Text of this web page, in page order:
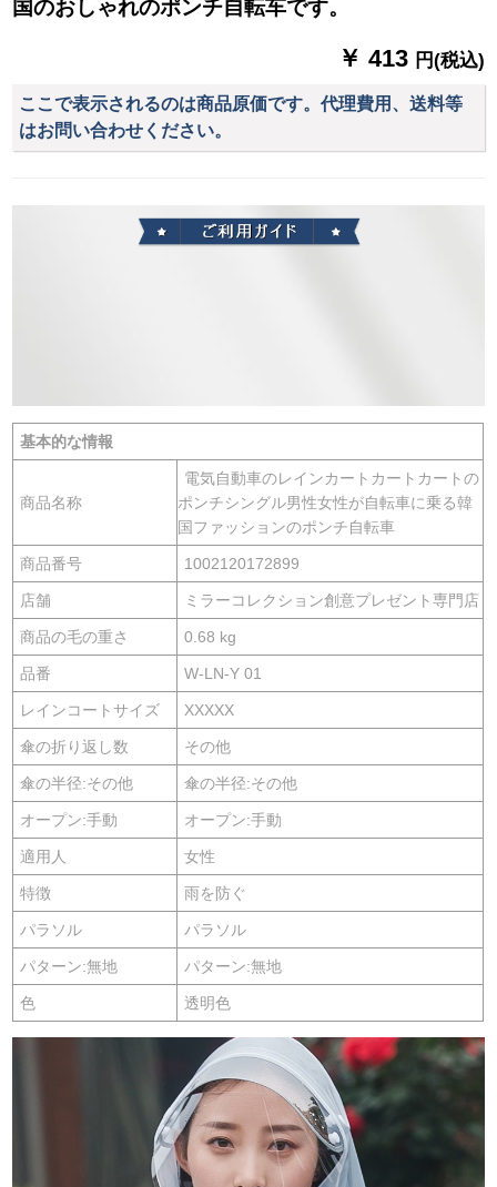
国のおしゃれのポンチ自転车です。
￥ 413 円(税込)
ここで表示されるのは商品原価です。代理費用、送料等
はお問い合わせください。
基本的な情報
商品名称
電気自動車のレインカートカートカートの
ポンチシングル男性女性が自転車に乗る韓
国ファッションのポンチ自転車
商品番号 1002120172899
店舗 ミラーコレクション創意プレゼント専門店
商品の毛の重さ 0.68 kg
品番 W-LN-Y 01
レインコートサイズ XXXXX
傘の折り返し数 その他
傘の半径:その他 傘の半径:その他
オープン:手動 オープン:手動
適用人 女性
特徴 雨を防ぐ
パラソル パラソル
パターン:無地 パターン:無地
色 透明色